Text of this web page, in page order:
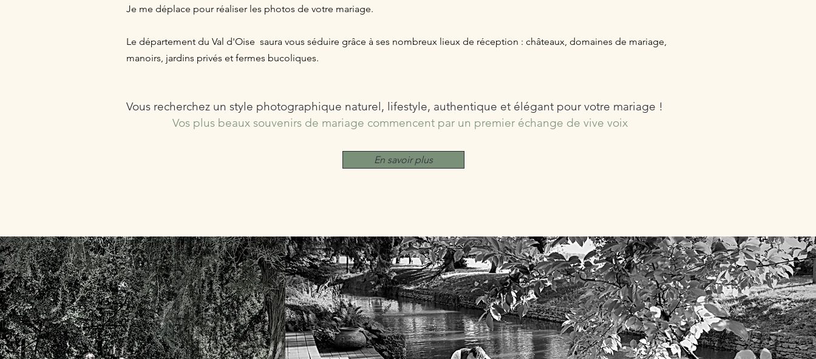
Je me déplace pour réaliser les photos de votre mariage.
Le département du Val d'Oise saura vous séduire grâce à ses nombreux lieux de réception : châteaux, domaines de mariage,
manoirs, jardins privés et fermes bucoliques.
Vous recherchez un style photographique naturel, lifestyle, authentique et élégant pour votre mariage !
Vos plus beaux souvenirs de mariage commencent par un premier échange de vive voix
En savoir plus